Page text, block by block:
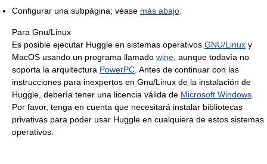
Configurar una subpágina; véase más abajo
Para Gnu/Linux
Es posible ejecutar Huggle en sistemas operativos GNU/Linux y
MacOS usando un programa llamado wine , aunque todavía no
soporta la arquitectura PowerPC . Antes de continuar con las
instrucciones para inexpertos en Gnu/Linux de la instalación de
Huggle, debería tener una licencia válida de Microsoft Windows
Por favor, tenga en cuenta que necesitará instalar bibliotecas
privativas para poder usar Huggle en cualquiera de estos sistemas
operativos.